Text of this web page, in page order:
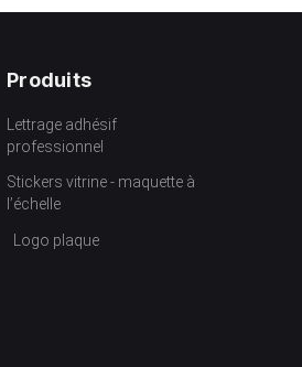
Produits
Lettrage adhésif
professionnel
Stickers vitrine - maquette à
l’échelle
Logo plaque